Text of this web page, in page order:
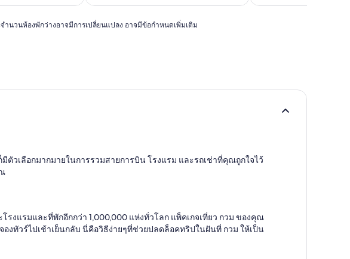
นวนห้องพักว่างอาจมีการเปลี่ยนแปลง อาจมีข้อกำหนดเพิ่มเติม
ตัวเลือกมากมายในการรวมสายการบิน โรงแรม และรถเช่าที่คุณถูกใจไว้
รงแรมและที่พักอีกกว่า 1,000,000 แห่งทั่วโลก แพ็คเกจเที่ยว กวม ของคุณ
ทัวร์ไปเช้าเย็นกลับ นี่คือวิธีง่ายๆที่ช่วยปลดล็อคทริปในฝันที่ กวม ให้เป็น